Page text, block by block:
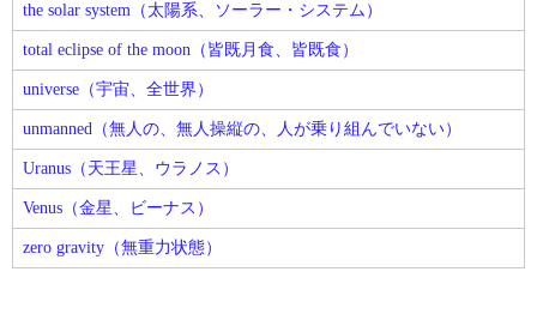
the solar system（太陽系、ソーラー・システム）
total eclipse of the moon（皆既月食、皆既食）
universe（宇宙、全世界）
unmanned（無人の、無人操縦の、人が乗り組んでいない）
Uranus（天王星、ウラノス）
Venus（金星、ビーナス）
zero gravity（無重力状態）